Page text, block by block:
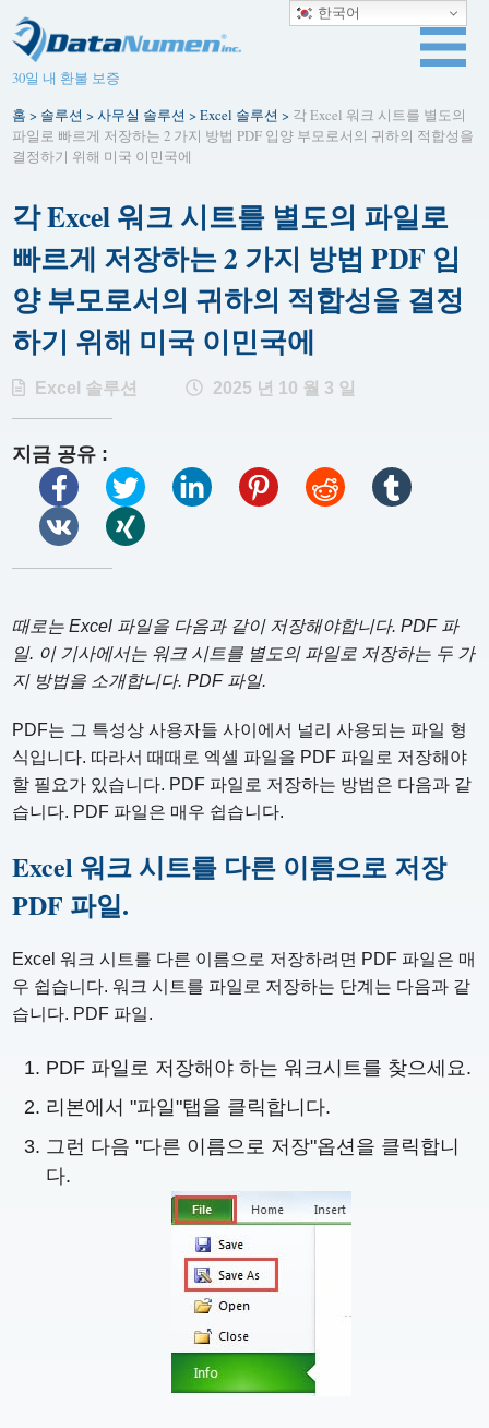
30일 내 환불 보증
홈 > 솔루션 >사무실 솔루션 >Excel 솔루션 > 각 Excel 워크 시트를 별도의
파일로 빠르게 저장하는 2 가지 방법 PDF 입양 부모로서의 귀하의 적합성을
결정하기 위해 미국 이민국에
각 Excel 워크 시트를 별도의 파일로
빠르게 저장하는 2 가지 방법 PDF 입
양 부모로서의 귀하의 적합성을 결정
하기 위해 미국 이민국에
Excel 솔루션 2025 년 10 월 3 일
지금 공유 :
때로는 Excel 파일을 다음과 같이 저장해야합니다. PDF 파
일. 이 기사에서는 워크 시트를 별도의 파일로 저장하는 두 가
지 방법을 소개합니다. PDF 파일.
PDF는 그 특성상 사용자들 사이에서 널리 사용되는 파일 형
식입니다. 따라서 때때로 엑셀 파일을 PDF 파일로 저장해야
할 필요가 있습니다. PDF 파일로 저장하는 방법은 다음과 같
습니다. PDF 파일은 매우 쉽습니다.
Excel 워크 시트를 다른 이름으로 저장
PDF 파일.
Excel 워크 시트를 다른 이름으로 저장하려면 PDF 파일은 매
우 쉽습니다. 워크 시트를 파일로 저장하는 단계는 다음과 같
습니다. PDF 파일.
PDF 파일로 저장해야 하는 워크시트를 찾으세요.
리본에서 "파일"탭을 클릭합니다.
그런 다음 "다른 이름으로 저장"옵션을 클릭합니
다.
한국어